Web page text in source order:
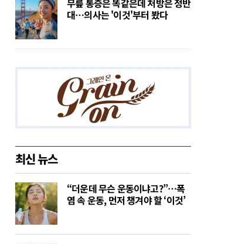
무릎 통증은 똑같은데 처방은 정반
대…의사는 '이것'부터 봤다
최신 뉴스
“더운데 무슨 운동이냐고?”…폭
염 속 운동, 먼저 챙겨야 할 ‘이것’